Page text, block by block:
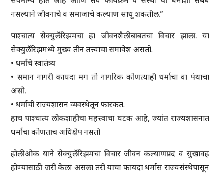
नसल्याने जीवनाचे व समाजाचे कल्याण साधू शकतील.”
पाश्चात्य सेक्युलॅरिझमचा हा जीवनशैलीबाबतचा विचार झाला. या
सेक्युलॅरिझमध्ये मुख्य तीन तत्त्वांचा समावेश असतो.
• धर्माचे स्वातंत्र्य
• समान नागरी कायदा मग तो नागरिक कोणत्याही धर्माचा वा पंथाचा
असो.
• धर्माची राज्यशासन व्यवस्थेतून फारकत.
हाच पाश्चात्य लोकशाहीचा महत्त्वाचा घटक आहे, ज्यांत राज्यशासनात
धर्माचा कोणताच अधिक्षेप नसतो
होलीओक याने सेक्युलॅरिझमचा विचार जीवन कल्याणप्रद व सुखावह
होण्यासाठी जरी केला असला तरी याचा फायदा धर्मास राज्यसंस्थेपासून